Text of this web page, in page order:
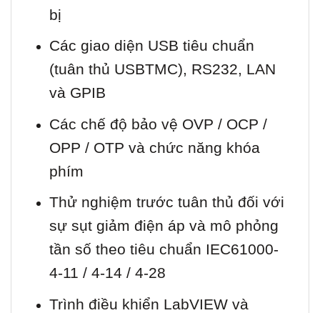
bị
Các giao diện USB tiêu chuẩn
(tuân thủ USBTMC), RS232, LAN
và GPIB
Các chế độ bảo vệ OVP / OCP /
OPP / OTP và chức năng khóa
phím
Thử nghiệm trước tuân thủ đối với
sự sụt giảm điện áp và mô phỏng
tần số theo tiêu chuẩn IEC61000-
4-11 / 4-14 / 4-28
Trình điều khiển LabVIEW và